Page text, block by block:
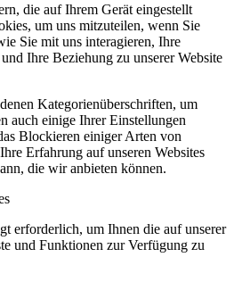
die auf Ihrem Gerät eingestellt
um uns mitzuteilen, wenn Sie
Sie mit uns interagieren, Ihre
Ihre Beziehung zu unserer Website
Kategorienüberschriften, um
auch einige Ihrer Einstellungen
Blockieren einiger Arten von
Erfahrung auf unseren Websites
die wir anbieten können.
erforderlich, um Ihnen die auf unserer
und Funktionen zur Verfügung zu